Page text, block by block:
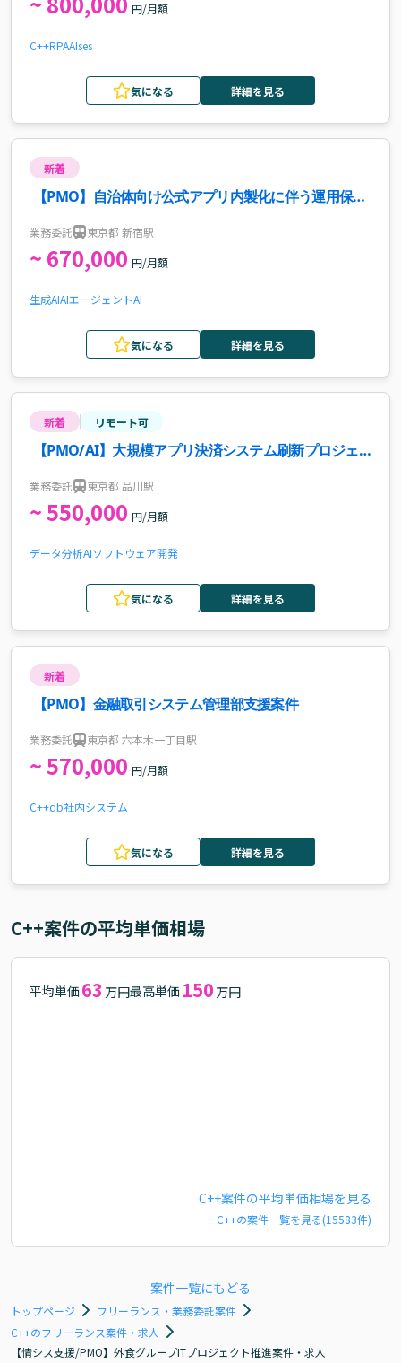
円/月額
C++RPAAIses
気になる 詳細を見る
新着
【PMO】自治体向け公式アプリ内製化に伴う運用保
業務委託 東京都 新宿駅
~ 670,000 円/月額
生成AIAIエージェントAI
気になる 詳細を見る
新着 リモート可
【PMO/AI】大規模アプリ決済システム刷新プロジェ
業務委託 東京都 品川駅
~ 550,000 円/月額
データ分析AIソフトウェア開発
気になる 詳細を見る
新着
【PMO】金融取引システム管理部支援案件
業務委託 東京都 六本木一丁目駅
~ 570,000 円/月額
C++db社内システム
気になる 詳細を見る
C++案件の平均単価相場
平均単価 63 万円最高単価 150 万円
C++案件の平均単価相場を見る
C++の案件一覧を見る(15583件)
案件一覧にもどる
トップページ
フリーランス・業務委託案件
C++のフリーランス案件・求人
【情シス支援/PMO】外食グループITプロジェクト推進案件・求人